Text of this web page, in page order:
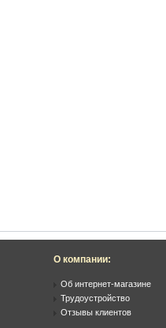
О компании:
Об интернет-магазине
Трудоустройство
Отзывы клиентов